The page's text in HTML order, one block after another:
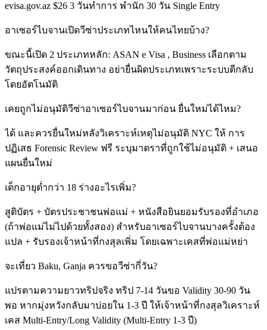
evisa.gov.az $26 3 วันทำการ พำนัก 30 วัน Single Entry
อาเซอร์ไบจานเปิดวีซ่าประเภทไหนให้คนไทยบ้าง?
ขณะนี้เปิด 2 ประเภทหลัก: ASAN e Visa , Business เลือกตาม
วัตถุประสงค์ออกเดินทาง อย่ายื่นผิดประเภทเพราะระบบตีกลับ
โดยอัตโนมัติ
เคยถูกไม่อนุมัติวีซ่าอาเซอร์ไบจานมาก่อน ยื่นใหม่ได้ไหม?
ได้ และควรยื่นใหม่หลังวิเคราะห์เหตุไม่อนุมัติ NYC ให้ การ
ปฏิเสธ Forensic Review ฟรี ระบุมาตราที่ถูกใช้ไม่อนุมัติ + เสนอ
แผนยื่นใหม่
เด็กอายุต่ำกว่า 18 ร่างอะไรเพิ่ม?
สูติบัตร + บัตรประชาชนพ่อแม่ + หนังสือยินยอมรับรองที่อำเภอ
(ถ้าพ่อแม่ไม่ไปด้วยทั้งสอง) สำหรับอาเซอร์ไบจานบางครั้งต้อง
แปล + รับรองเจ้าหน้าที่กงสุลเพิ่ม โดยเฉพาะเคสที่พ่อแม่หย่า
จะเที่ยว Baku, Ganja ควรขอวีซ่ากี่วัน?
แปรตามความยาวทริปจริง ทริป 7-14 วันขอ Validity 30-90 วัน
พอ หากมุ่งหวังกลับมาบ่อยใน 1-3 ปี ให้เจ้าหน้าที่กงสุลวิเคราะห์
เคส Multi-Entry/Long Validity (Multi-Entry 1-3 ปี)